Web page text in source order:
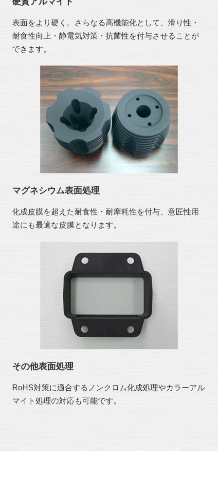
表面をより硬く。さらなる高機能化として、滑り性・
耐食性向上・静電気対策・抗菌性を付与させることが
できます。
マグネシウム表面処理
化成皮膜を超えた耐食性・耐摩耗性を付与、意匠性用
途にも最適な皮膜となります。
その他表面処理
RoHS対策に適合するノンクロム化成処理やカラーアル
マイト処理の対応も可能です。